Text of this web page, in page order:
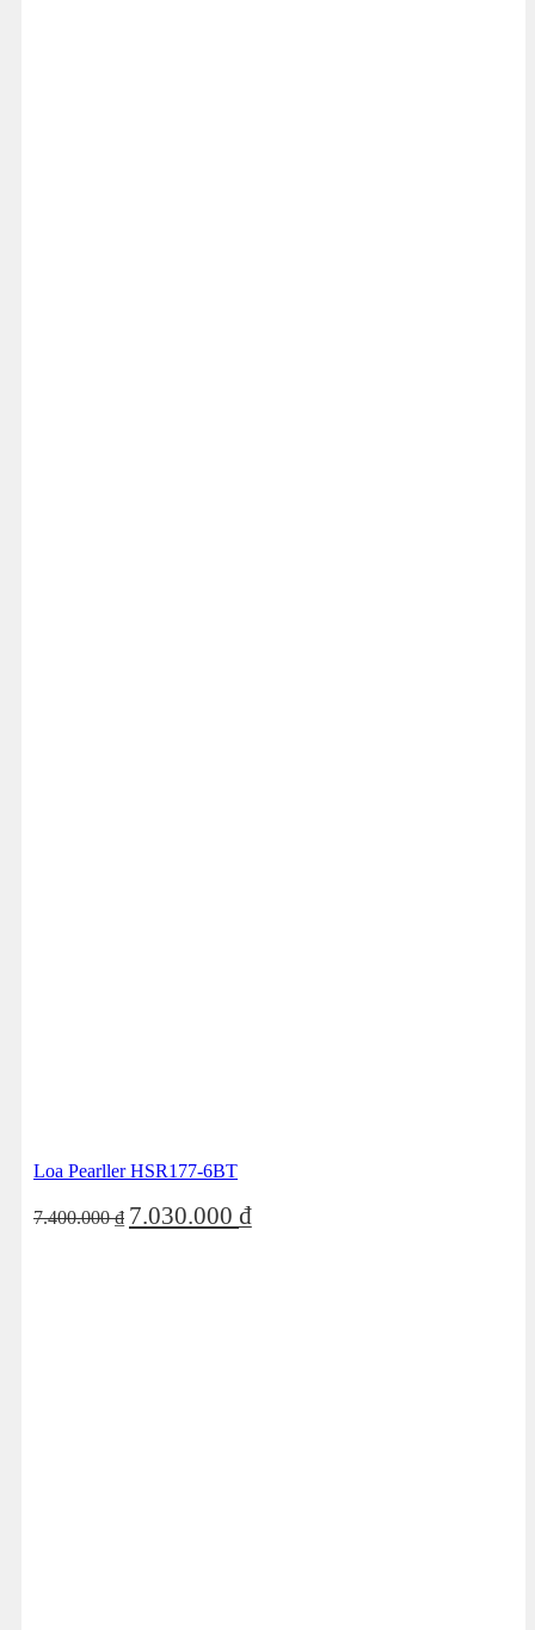
Loa Pearller HSR177-6BT
7.400.000₫ Giá
gốc
7.030.000 ₫Giá
hiện